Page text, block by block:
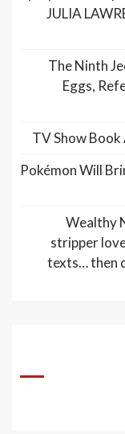
JULIA
The Ninth
Eggs,
TV Show
Pokémon Will
Wealthy
stripper
texts… then